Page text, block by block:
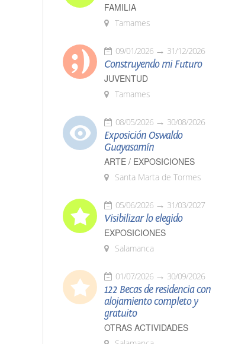
FAMILIA
Tamames
09/01/2026 31/12/2026
Construyendo mi Futuro
JUVENTUD
Tamames
08/05/2026 30/08/2026
Exposición Oswaldo
Guayasamín
ARTE / EXPOSICIONES
Santa Marta de Tormes
05/06/2026 31/03/2027
Visibilizar lo elegido
EXPOSICIONES
Salamanca
01/07/2026 30/09/2026
122 Becas de residencia con
alojamiento completo y
gratuito
OTRAS ACTIVIDADES